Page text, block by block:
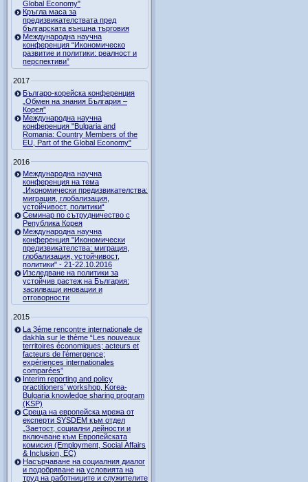
Global Economy"
Кръгла маса за
предизвикателствата пред
българската външна търговия
Международна научна
конференция “Икономическо
развитие и политики: реалност и
перспективи”
2017
Българо-корейска конференция
„Обмен на знания България –
Корея”
Международна научна
конференция "Bulgaria and
Romania: Country Members of the
EU, Part of the Global Economy"
2016
Международна научна
конференция на тема
„Икономически предизвикателства:
миграция, глобализация,
устойчивост, политики“
Семинар по сътрудничество с
Република Корея
Международна научна
конференция "Икономически
предизвикателства: миграция,
глобализация, устойчивост,
политики" - 21-22.10.2016
Изследване на политики за
устойчив растеж на България:
засилващи иновации и
отговорности
2015
La 3éme rencontre internationale de
dakhla sur le thème “Les nouveaux
territoires économiques; acteurs et
facteurs de l’émergence;
expériences internationales
comparées”
Interim reporting and policy
practitioners’ workshop, Korea-
Bulgaria knowledge sharing program
(KSP)
Среща на европейска мрежа от
експерти SYSDEM към отдел
„Заетост, социални дейности и
включване към Европейската
комисия (Employment, Social Affairs
& Inclusion, ЕС)
Насърчаване на социалния диалог
и подобряване на условията на
труд на работниците и служителите